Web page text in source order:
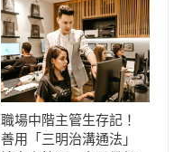
職場中階主管生存記！
善用「三明治溝通法」